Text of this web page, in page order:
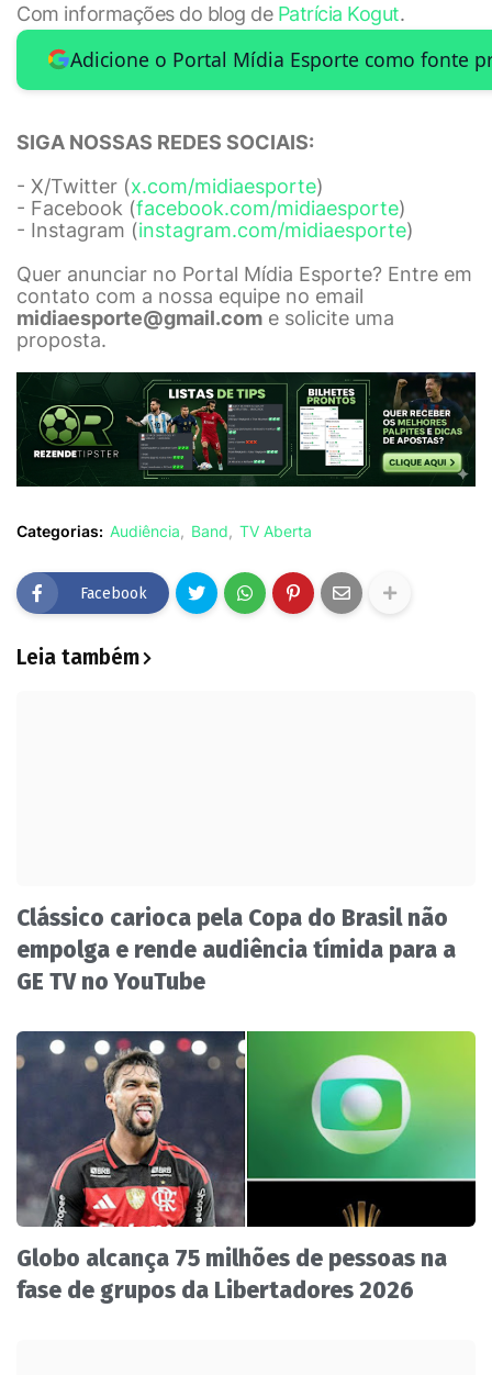
Com informações do blog de Patrícia Kogut.
Adicione o Portal Mídia Esporte como fonte
SIGA NOSSAS REDES SOCIAIS:
- X/Twitter (x.com/midiaesporte)
- Facebook (facebook.com/midiaesporte)
- Instagram (instagram.com/midiaesporte)
Quer anunciar no Portal Mídia Esporte? Entre em
contato com a nossa equipe no email
midiaesporte@gmail.com e solicite uma
proposta.
Categorias: Audiência Band TV Aberta
Facebook
Leia também
Clássico carioca pela Copa do Brasil não
empolga e rende audiência tímida para a
GE TV no YouTube
Globo alcança 75 milhões de pessoas na
fase de grupos da Libertadores 2026